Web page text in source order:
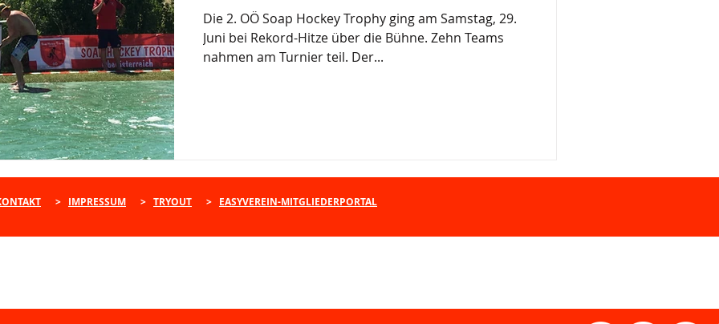
Die 2. OÖ Soap Hockey Trophy ging am Samstag, 29.
Juni bei Rekord-Hitze über die Bühne. Zehn Teams
nahmen am Turnier teil. Der...
> IMPRESSUM > TRYOUT > EASYVEREIN-MITGLIEDERPORTAL